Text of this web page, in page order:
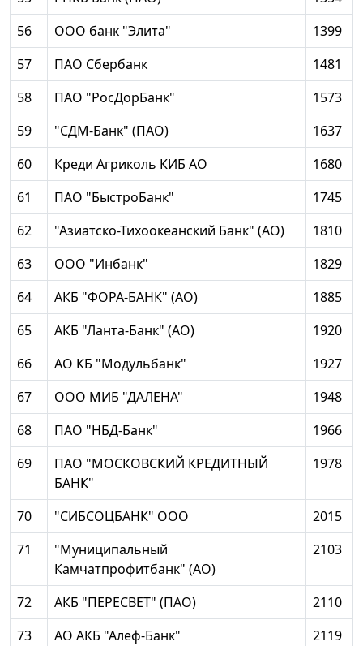
56
ООО банк "Элита"
1399
57
ПАО Сбербанк
1481
58
ПАО "РосДорБанк"
1573
59
"СДМ-Банк" (ПАО)
1637
60
Креди Агриколь КИБ АО
1680
61
ПАО "БыстроБанк"
1745
62
"Азиатско-Тихоокеанский Банк" (АО)
1810
63
ООО "Инбанк"
1829
64
АКБ "ФОРА-БАНК" (АО)
1885
65
АКБ "Ланта-Банк" (АО)
1920
66
АО КБ "Модульбанк"
1927
67
ООО МИБ "ДАЛЕНА"
1948
68
ПАО "НБД-Банк"
1966
69
ПАО "МОСКОВСКИЙ КРЕДИТНЫЙ
БАНК"
1978
70 "СИБСОЦБАНК" ООО
2015
71
"Муниципальный
Камчатпрофитбанк" (АО)
2103
72 АКБ "ПЕРЕСВЕТ" (ПАО)
2110
73
АО АКБ "Алеф-Банк"
2119